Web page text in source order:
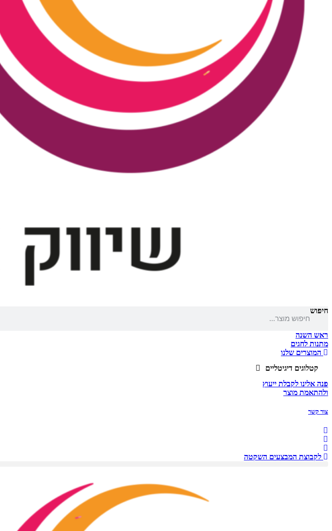
חיפוש
ראש השנה
מתנות לחגים
המוצרים שלנו
קטלוגים דיגיטליים
פנה אלינו לקבלת ייעוץ
ולהתאמת מוצר
צור קשר
לקבוצת המבצעים השקטה